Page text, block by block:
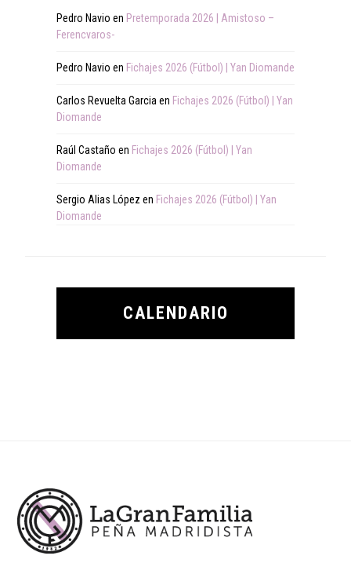
Pedro Navio en Pretemporada 2026 | Amistoso –
Ferencvaros-
Pedro Navio en Fichajes 2026 (Fútbol) | Yan Diomande
Carlos Revuelta Garcia en Fichajes 2026 (Fútbol) | Yan
Diomande
Raúl Castaño en Fichajes 2026 (Fútbol) | Yan
Diomande
Sergio Alias López en Fichajes 2026 (Fútbol) | Yan
Diomande
CALENDARIO